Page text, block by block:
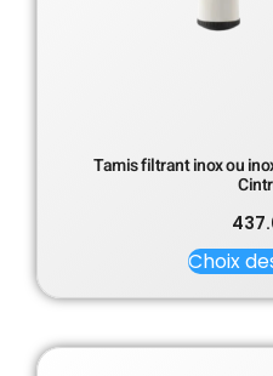
Tamis filtrant inox ou
Choix